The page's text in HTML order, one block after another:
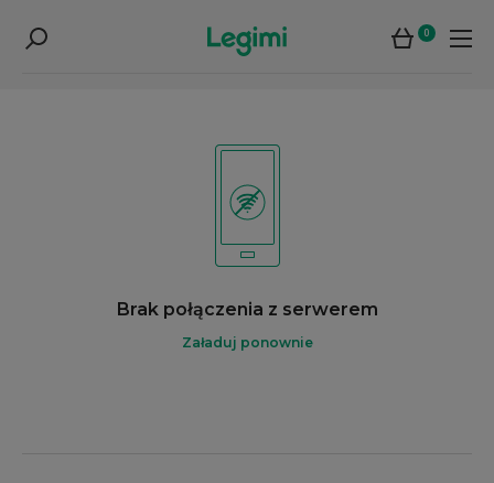
0
Brak połączenia z serwerem
Załaduj ponownie